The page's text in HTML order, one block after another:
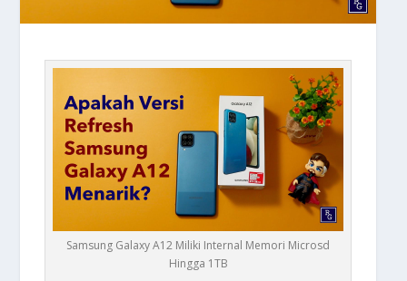
Samsung Galaxy A12 Miliki Internal Memori Microsd
Hingga 1TB